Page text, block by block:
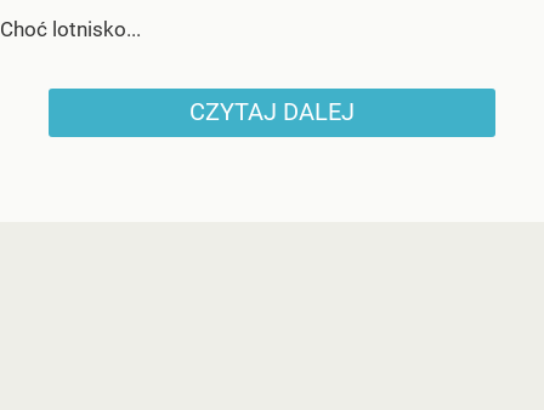
Choć lotnisko...
CZYTAJ DALEJ